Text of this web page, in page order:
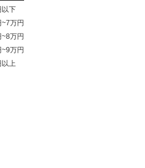
下
万円
万円
万円
上